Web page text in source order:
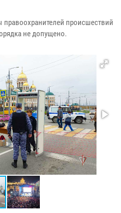
правоохранителей происшествий
не допущено.